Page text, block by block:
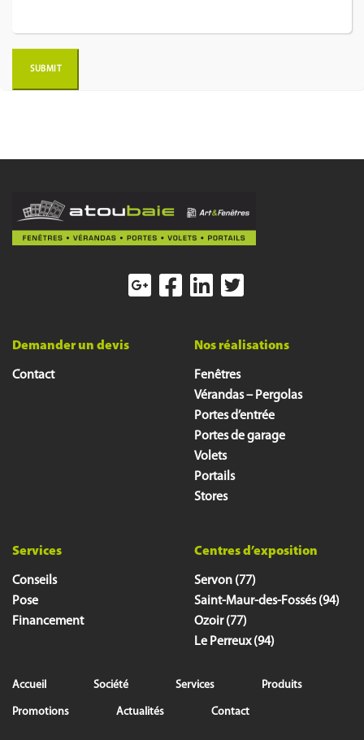
Demander un devis
Contact
Nos réalisations
Fenêtres
Vérandas – Pergolas
Portes d’entrée
Portes de garage
Volets
Portails
Stores
Services
Conseils
Pose
Financement
Centres d’exposition
Servon (77)
Saint-Maur-des-Fossés (94)
Ozoir (77)
Le Perreux (94)
Accueil Société Services Produits
Promotions Actualités Contact